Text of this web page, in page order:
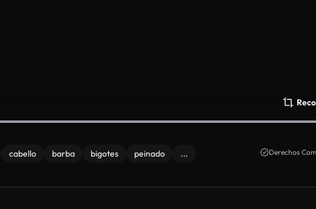
cabello barba bigotes peinado ... Derechos